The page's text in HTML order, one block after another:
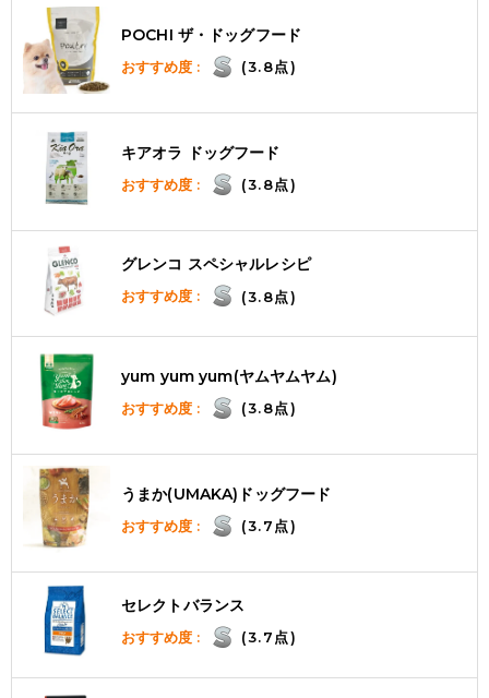
POCHI ザ・ドッグフード
おすすめ度 : (3.8点)
キアオラ ドッグフード
おすすめ度 : (3.8点)
グレンコ スペシャルレシピ
おすすめ度 : (3.8点)
yum yum yum(ヤムヤムヤム)
おすすめ度 : (3.8点)
うまか(UMAKA)ドッグフード
おすすめ度 : (3.7点)
セレクトバランス
おすすめ度 : (3.7点)